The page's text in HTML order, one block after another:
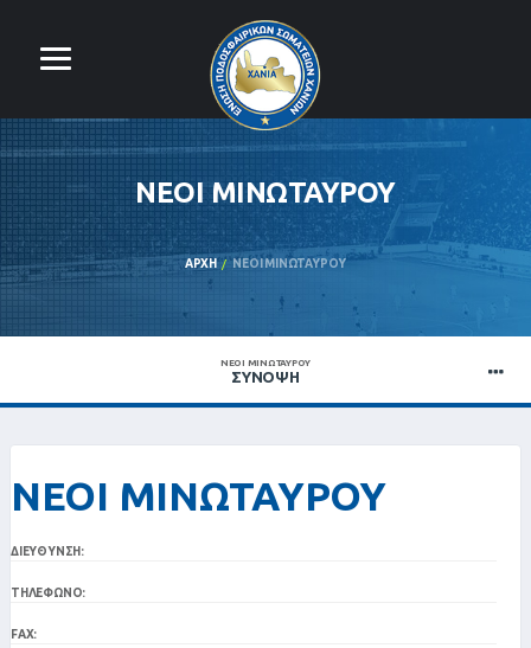
ΝΕΟΙ ΜΙΝΩΤΑΥΡΟΥ
ΑΡΧΉ ΝΕΟΙ ΜΙΝΩΤΑΥΡΟΥ
ΝΕΟΙ ΜΙΝΩΤΑΥΡΟΥ
ΣΎΝΟΨΗ
ΝΕΟΙ ΜΙΝΩΤΑΥΡΟΥ
ΔΙΕΎΘΥΝΣΗ:
ΤΗΛΈΦΩΝΟ:
FAX: